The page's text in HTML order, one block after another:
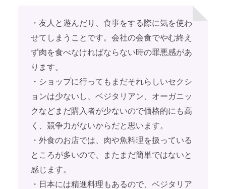
・友人と遊んだり、食事をする際に気を使わ
せてしまうことです。会社の会食でやむ終え
ず肉を食べなければならない時の罪悪感があ
ります。
・ショップに行ってもまだそれらしいセクシ
ョンは少ないし、ベジタリアン、オーガニッ
クなどまだ購入者が少ないので価格的にも高
く、競争力がないからだと思います。
・外食のお店では、肉や魚料理を扱っている
ところが多いので、またまだ簡単ではないと
感じます。
・日本には精進料理もあるので、ベジタリア